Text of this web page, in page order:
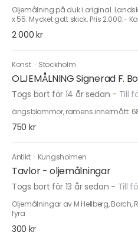
Oljemålning på duk i original.
x 55. Mycket gott skick. Pris 2.000:-
2 000 kr
Konst · Stockholm
OLJEMÅLNING Signerad F.
Togs bort för 14 år sedan - Till
ängsblommor, ramens innermått:
750 kr
Antikt · Kungsholmen
Tavlor - oljemålningar
Togs bort för 13 år sedan - Till
Oljemålningar av M Hellberg, Borch,
fyra
300 kr